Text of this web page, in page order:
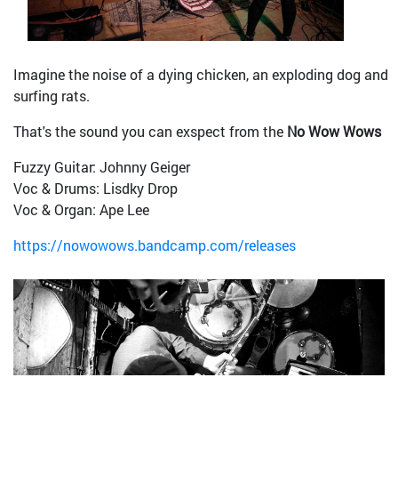
Imagine the noise of a dying chicken, an exploding dog and
surfing rats.
That's the sound you can exspect from the No Wow Wows
Fuzzy Guitar: Johnny Geiger
Voc & Drums: Lisdky Drop
Voc & Organ: Ape Lee
https://nowowows.bandcamp.com/releases